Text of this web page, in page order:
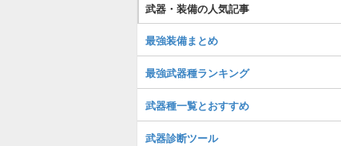
武器・装備の人気記事
最強装備まとめ
最強武器種ランキング
武器種一覧とおすすめ
武器診断ツール